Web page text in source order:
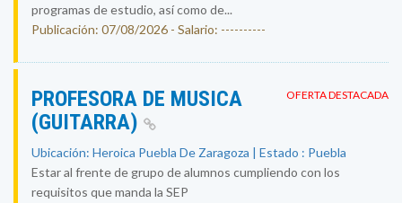
programas de estudio, así como de...
Publicación: 07/08/2026 - Salario: ----------
OFERTA DESTACADA
PROFESORA DE MUSICA
(GUITARRA)
Ubicación: Heroica Puebla De Zaragoza | Estado : Puebla
Estar al frente de grupo de alumnos cumpliendo con los
requisitos que manda la SEP